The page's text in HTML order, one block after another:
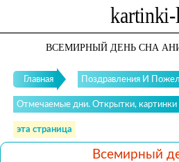
ВСЕМИРНЫЙ ДЕНЬ СНА
Главная Поздравления И
Отмечаемые дни. Открытки, картинки
эта страница
Всемирный